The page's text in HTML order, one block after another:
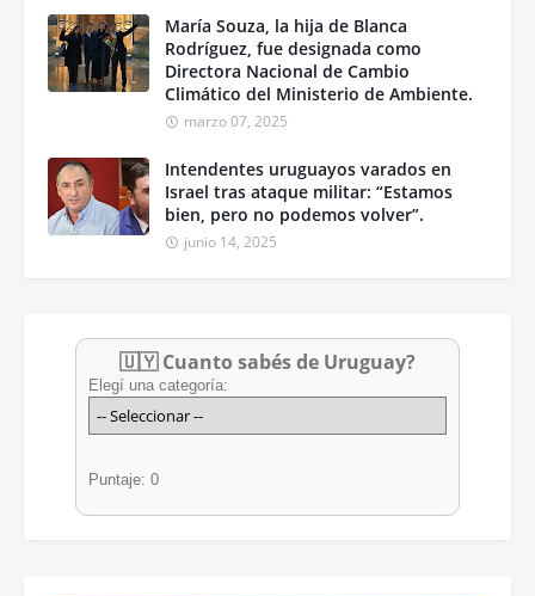
María Souza, la hija de Blanca
Rodríguez, fue designada como
Directora Nacional de Cambio
Climático del Ministerio de Ambiente.
marzo 07, 2025
Intendentes uruguayos varados en
Israel tras ataque militar: “Estamos
bien, pero no podemos volver”.
junio 14, 2025
🇺🇾 Cuanto sabés de Uruguay?
Elegí una categoría:
Puntaje: 0